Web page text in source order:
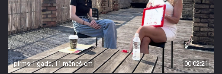
pirms 1 gada, 11 mēnešiem 00:02:21